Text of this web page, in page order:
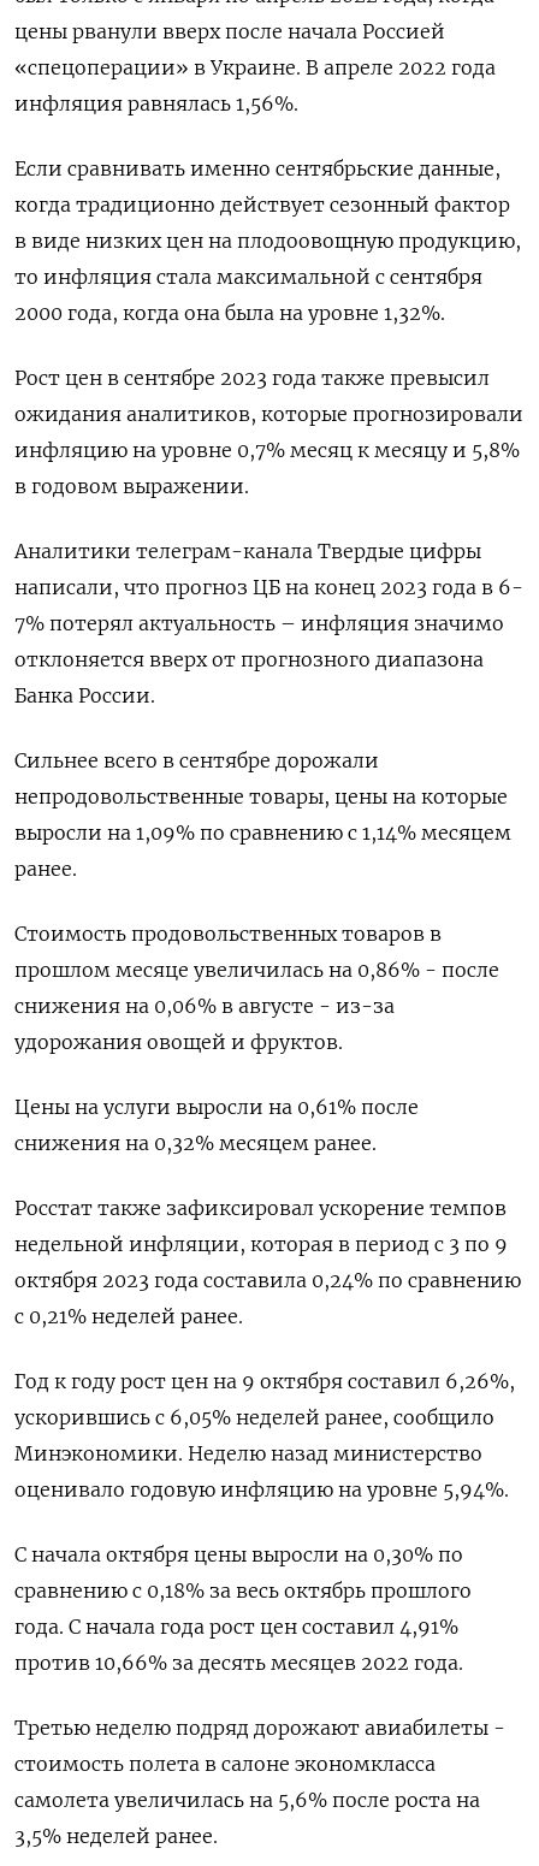
цены рванули вверх после начала Россией
«спецоперации» в Украине. В апреле 2022 года
инфляция равнялась 1,56%.
Если сравнивать именно сентябрьские данные,
когда традиционно действует сезонный фактор
в виде низких цен на плодоовощную продукцию,
то инфляция стала максимальной с сентября
2000 года, когда она была на уровне 1,32%.
Рост цен в сентябре 2023 года также превысил
ожидания аналитиков, которые прогнозировали
инфляцию на уровне 0,7% месяц к месяцу и 5,8%
в годовом выражении.
Аналитики телеграм-канала Твердые цифры
написали, что прогноз ЦБ на конец 2023 года в 6-
7% потерял актуальность – инфляция значимо
отклоняется вверх от прогнозного диапазона
Банка России.
Сильнее всего в сентябре дорожали
непродовольственные товары, цены на которые
выросли на 1,09% по сравнению с 1,14% месяцем
ранее.
Стоимость продовольственных товаров в
прошлом месяце увеличилась на 0,86% - после
снижения на 0,06% в августе - из-за
удорожания овощей и фруктов.
Цены на услуги выросли на 0,61% после
снижения на 0,32% месяцем ранее.
Росстат также зафиксировал ускорение темпов
недельной инфляции, которая в период с 3 по 9
октября 2023 года составила 0,24% по сравнению
с 0,21% неделей ранее.
Год к году рост цен на 9 октября составил 6,26%,
ускорившись с 6,05% неделей ранее, сообщило
Минэкономики. Неделю назад министерство
оценивало годовую инфляцию на уровне 5,94%.
С начала октября цены выросли на 0,30% по
сравнению с 0,18% за весь октябрь прошлого
года. С начала года рост цен составил 4,91%
против 10,66% за десять месяцев 2022 года.
Третью неделю подряд дорожают авиабилеты -
стоимость полета в салоне экономкласса
самолета увеличилась на 5,6% после роста на
3,5% неделей ранее.